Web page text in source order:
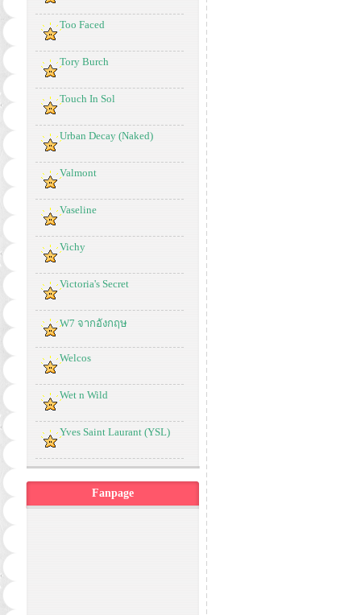
Too Faced
Tory Burch
Touch In Sol
Urban Decay (Naked)
Valmont
Vaseline
Vichy
Victoria's Secret
W7 จากอังกฤษ
Welcos
Wet n Wild
Yves Saint Laurant (YSL)
Fanpage